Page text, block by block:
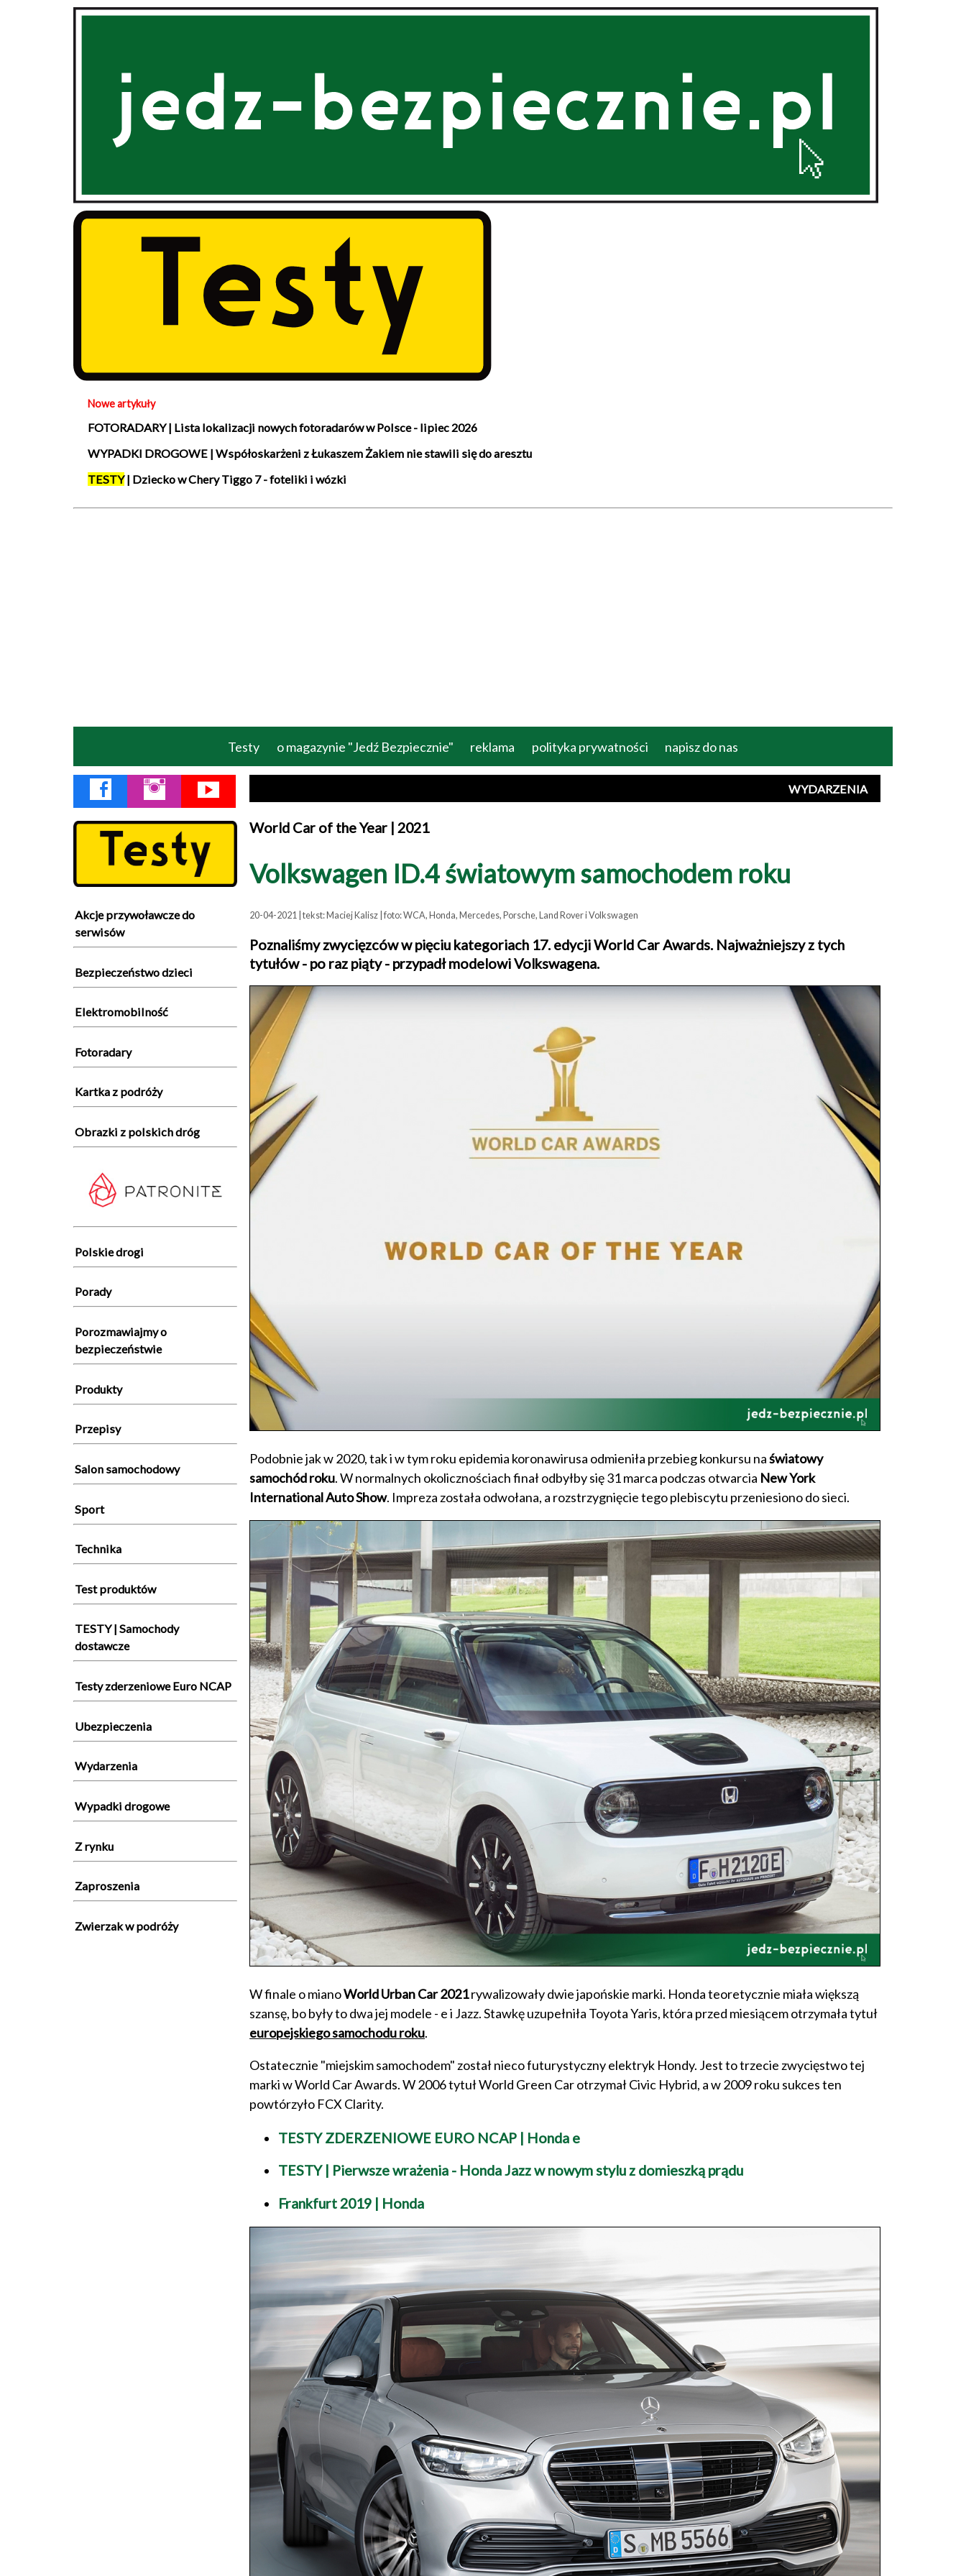
Nowe artykuły
FOTORADARY | Lista lokalizacji nowych fotoradarów w Polsce - lipiec 2026
WYPADKI DROGOWE | Współoskarżeni z Łukaszem Żakiem nie stawili się do aresztu
TESTY| Dziecko w Chery Tiggo 7 - foteliki i wózki
Testy o magazynie "Jedź Bezpiecznie" reklama polityka prywatności napisz do nas
Akcje przywoławcze do
serwisów
Bezpieczeństwo dzieci
Elektromobilność
Fotoradary
Kartka z podróży
Obrazki z polskich dróg
Polskie drogi
Porady
Porozmawiajmy o
bezpieczeństwie
Produkty
Przepisy
Salon samochodowy
Sport
Technika
Test produktów
TESTY | Samochody
dostawcze
Testy zderzeniowe Euro NCAP
Ubezpieczenia
Wydarzenia
Wypadki drogowe
Z rynku
Zaproszenia
Zwierzak w podróży
WYDARZENIA
World Car of the Year | 2021
Volkswagen ID.4 światowym samochodem roku
20-04-2021 | tekst: Maciej Kalisz | foto: WCA, Honda, Mercedes, Porsche, Land Rover i Volkswagen
Poznaliśmy zwycięzców w pięciu kategoriach 17. edycji World Car Awards. Najważniejszy z tych
tytułów - po raz piąty - przypadł modelowi Volkswagena.
Podobnie jak w 2020, tak i w tym roku epidemia koronawirusa odmieniła przebieg konkursu naświatowy
samochód roku. W normalnych okolicznościach finał odbyłby się 31 marca podczas otwarcia New York
International Auto Show. Impreza została odwołana, a rozstrzygnięcie tego plebiscytu przeniesiono do sieci.
W finale o mianoWorld Urban Car 2021rywalizowały dwie japońskie marki. Honda teoretycznie miała większą
szansę, bo były to dwa jej modele - e i Jazz. Stawkę uzupełniła Toyota Yaris, która przed miesiącem otrzymała tytuł
europejskiego samochodu roku.
Ostatecznie "miejskim samochodem" został nieco futurystyczny elektryk Hondy. Jest to trzecie zwycięstwo tej
marki w World Car Awards. W 2006 tytuł World Green Car otrzymał Civic Hybrid, a w 2009 roku sukces ten
powtórzyło FCX Clarity.
TESTY ZDERZENIOWE EURO NCAP | Honda e
TESTY | Pierwsze wrażenia - Honda Jazz w nowym stylu z domieszką prądu
Frankfurt 2019 | Honda